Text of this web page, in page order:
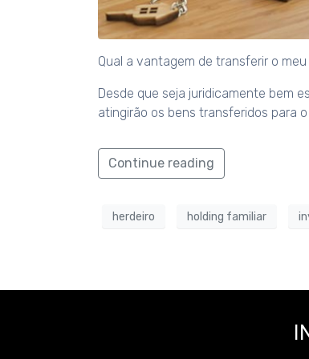
Qual a vantagem de transferir o
Desde que seja juridicamente bem
atingirão os bens transferidos para
Continue reading
herdeiro holding familiar